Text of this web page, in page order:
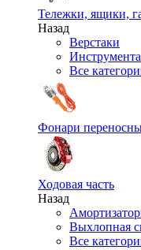
Тележки, ящики,
Назад
Верстаки
Все
Фонари
Ходовая часть
Назад
Выхлопная
Все